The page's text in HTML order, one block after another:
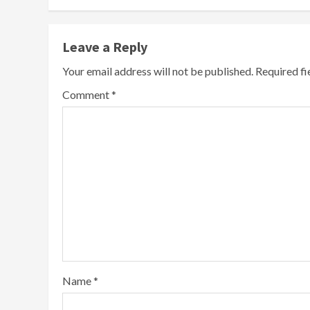
Leave a Reply
Your email address will not be published. Required
Comment*
Name*